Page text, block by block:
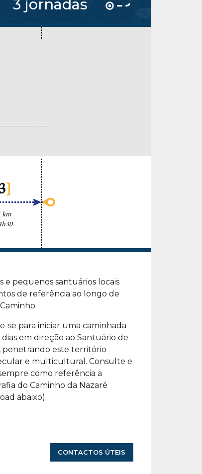
3 jornadas
]
km
se para iniciar uma caminhada
em direção ao Santuário de
penetrando este território
e multicultural. Consulte e
como referência a
do Caminho da Nazaré
abaixo).
CONTACTOS ÚTEIS